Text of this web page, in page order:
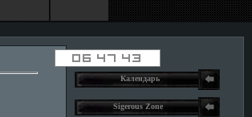
Календарь
Sigerous Zone